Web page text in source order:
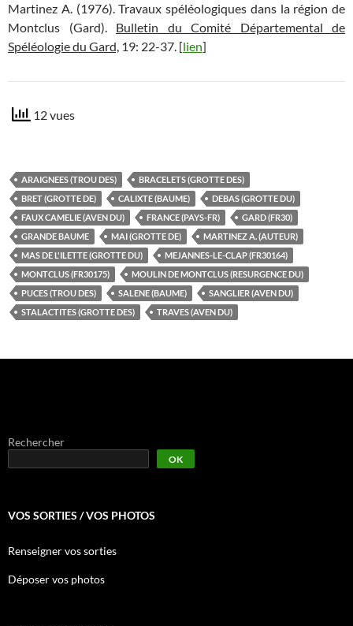
Martinez A. (1976). Travaux spéléologiques dans la région de
Montclus (Gard). Bulletin du Comité Départemental de
Spéléologie du Gard, 19: 22-37. [lien]
12 vues
ARAIGNEES (TROU DES)
BRACELETS (GROTTE DES)
BRET (GROTTE DE)
CALIXTE (BAUME)
DEBAS (GROTTE DU)
FAUX CAMELIE (AVEN DU)
FRANCE (PAYS-FR)
GARD (FR30)
GRANDE BAUME
MAI (GROTTE DE)
MARTINEZ A. (AUTEUR)
MAS DE L'ILETTE (GROTTE DU)
MEJANNES-LE-CLAP (FR30164)
MONTCLUS (FR30175)
MOULIN DE MONTCLUS (RESURGENCE DU)
PUCES (TROU DES)
SALENE (BAUME)
SANGLIER (AVEN DU)
STALACTITES (GROTTE DES)
TRAVES (AVEN DU)
Rechercher
OK
VOS SORTIES / VOS PHOTOS
Renseigner vos sorties
Déposer vos photos